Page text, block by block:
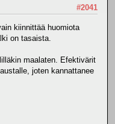
#2041
kiinnittää huomiota
on tasaista.
maalaten. Efektivärit
joten kannattanee